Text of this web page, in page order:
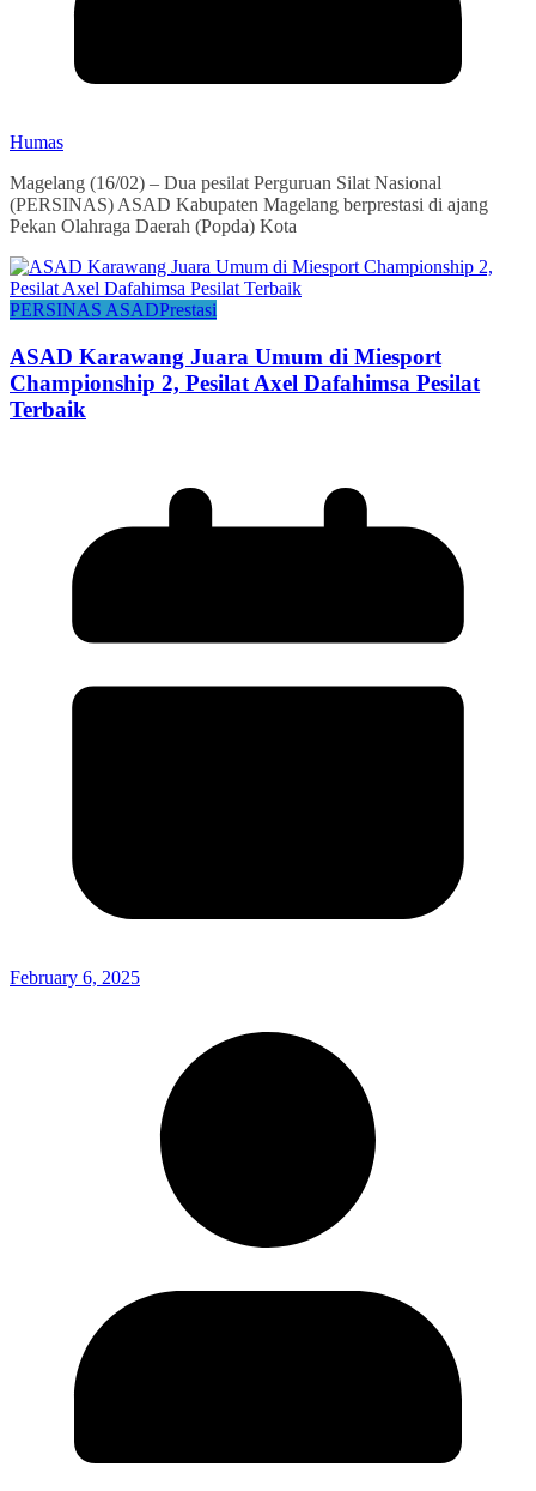
Humas
Magelang (16/02) – Dua pesilat Perguruan Silat Nasional
(PERSINAS) ASAD Kabupaten Magelang berprestasi di ajang
Pekan Olahraga Daerah (Popda) Kota
PERSINAS ASADPrestasi
ASAD Karawang Juara Umum di Miesport
Championship 2, Pesilat Axel Dafahimsa Pesilat
Terbaik
February 6, 2025